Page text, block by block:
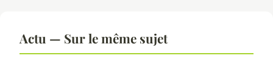
Actu — Sur le même sujet